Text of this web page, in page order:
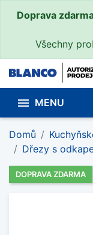
Doprava
Všechny
 MENU
Domů
Dřezy s
DOPRAVA ZDARMA